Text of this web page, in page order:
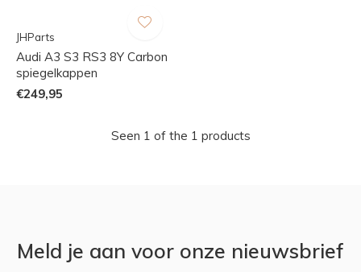
JHParts
Audi A3 S3 RS3 8Y Carbon
spiegelkappen
€249,95
Seen 1 of the 1 products
Meld je aan voor onze nieuwsbrief